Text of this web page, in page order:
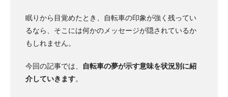
眠りから目覚めたとき、自転車の印象が強く残ってい
るなら、そこには何かのメッセージが隠されているか
もしれません。
今回の記事では、
自転車の夢が示す意味を状況別に紹
介していきます。